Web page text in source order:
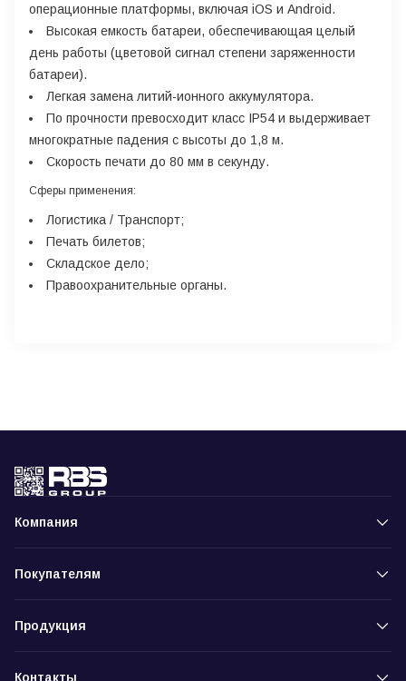
операционные платформы, включая iOS и Android.
Высокая емкость батареи, обеспечивающая целый
день работы (цветовой сигнал степени заряженности
батареи).
Легкая замена литий-ионного аккумулятора.
По прочности превосходит класс IP54 и выдерживает
многократные падения с высоты до 1,8 м.
Скорость печати до 80 мм в секунду.
Сферы применения:
Логистика / Транспорт;
Печать билетов;
Складское дело;
Правоохранительные органы.
Компания
Покупателям
Продукция
Контакты